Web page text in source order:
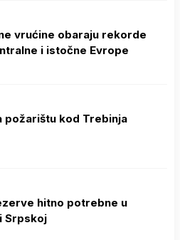
vrućine obaraju rekorde
i istočne Evrope
požarištu kod Trebinja
hitno potrebne u
Srpskoj